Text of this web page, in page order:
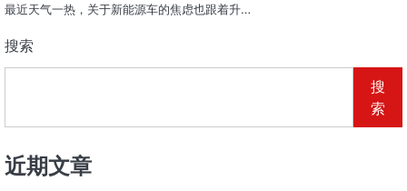
最近天气一热，关于新能源车的焦虑也跟着升…
搜索
搜
索
近期文章